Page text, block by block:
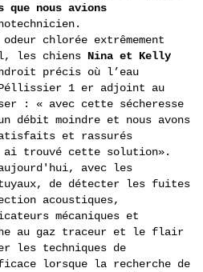
nous avions
odeur chlorée extrêmement
les chiens Nina et Kelly
précis où l’eau
1 er adjoint au
: « avec cette sécheresse
débit moindre et nous avons
et rassurés
ai trouvé cette solution».
avec les
de détecter les fuites
acoustiques,
mécaniques et
au gaz traceur et le flair
les techniques de
lorsque la recherche de